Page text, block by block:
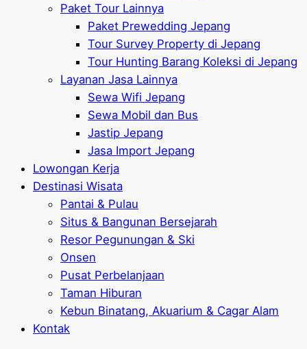
Paket Tour Lainnya
Paket Prewedding Jepang
Tour Survey Property di Jepang
Tour Hunting Barang Koleksi di Jepang
Layanan Jasa Lainnya
Sewa Wifi Jepang
Sewa Mobil dan Bus
Jastip Jepang
Jasa Import Jepang
Lowongan Kerja
Destinasi Wisata
Pantai & Pulau
Situs & Bangunan Bersejarah
Resor Pegunungan & Ski
Onsen
Pusat Perbelanjaan
Taman Hiburan
Kebun Binatang, Akuarium & Cagar Alam
Kontak